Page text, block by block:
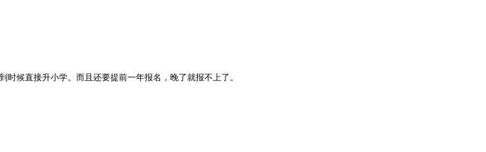
候直接升小学。而且还要提前一年报名，晚了就报不上了。